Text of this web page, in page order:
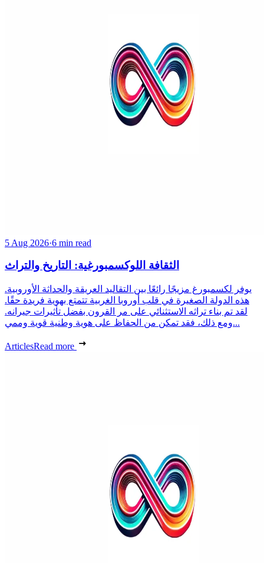
5 Aug 2026·6 min read
الثقافة اللوكسمبورغية: التاريخ والتراث
يوفر لكسمبورغ مزيجًا رائعًا بين التقاليد العريقة والحداثة الأوروبية.
هذه الدولة الصغيرة في قلب أوروبا الغربية تتمتع بهوية فريدة حقًا.
لقد تم بناء تراثه الاستثنائي على مر القرون بفضل تأثيرات جيرانه.
ومع ذلك، فقد تمكن من الحفاظ على هوية وطنية قوية وممي...
ArticlesRead more